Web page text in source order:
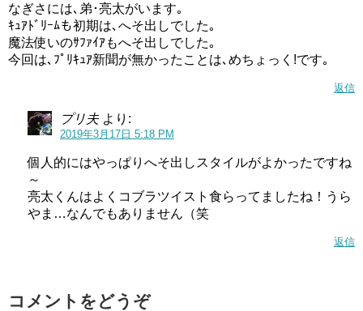
なぎさには､弟･亮太がいます｡
ｷｭｱﾄﾞﾘｰﾑも初期は､へそ出しでした｡
魔法使いのｻﾌｧｲｱもへそ出しでした｡
今回は､ﾌﾟﾘｷｭｱ新聞が無かったことは､めちょっく!です｡
返信
プリ夫 より:
2019年3月17日 5:18 PM
個人的にはやっぱりへそ出しスタイルがよかったですね
～
亮太くんはよくコブラツイスト食らってましたね！うら
やま…なんでもありません（笑
返信
コメントをどうぞ